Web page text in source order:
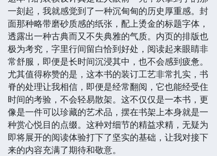
一刻起，我就感觉到了一种沉甸甸的历史厚重感。封
面那种略带磨砂质感的纸张，配上烫金的标题字体，
透露出一种古典而又不失典雅的气质。内页的排版也
极为考究，字里行间留白恰到好处，阅读起来眼睛非
常舒服，即便是长时间沉浸其中，也不会感到疲惫。
尤其值得称赞的是，这本书的装订工艺非常扎实，书
脊的处理让我相信，即便是经常翻阅，它也能经受住
时间的考验，不会轻易散架。这不仅仅是一本书，更
像是一件可以珍藏的艺术品，摆在书架上本身就是一
种赏心悦目的点缀。这种对细节的精益求精，无疑为
即将展开的阅读体验打下了坚实的基础，让我对接下
来的内容充满了期待和敬意。